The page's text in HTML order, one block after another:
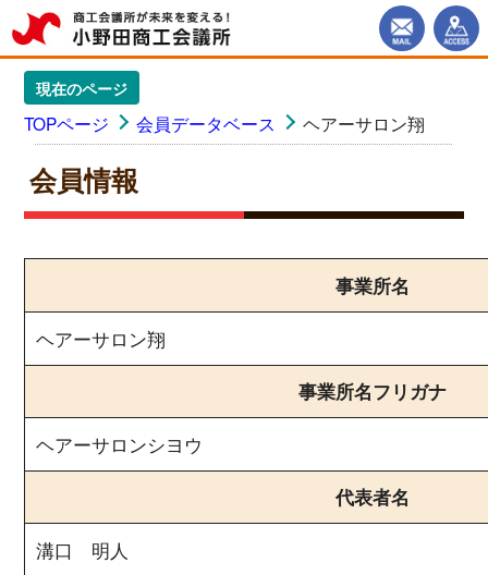
現在のページ
TOPページ 会員データベース ヘアーサロン翔
会員情報
事業所名
ヘアーサロン翔
事業所名フリガナ
ヘアーサロンシヨウ
代表者名
溝口 明人